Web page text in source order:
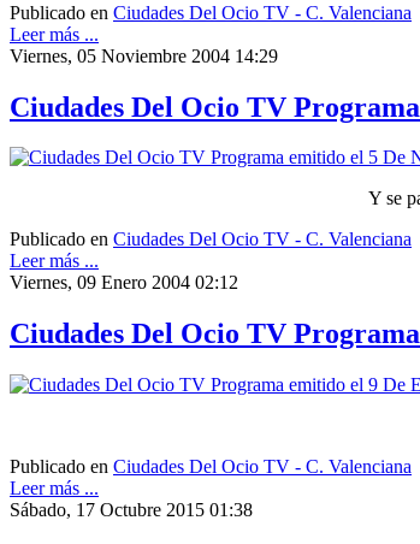
Publicado en Ciudades Del Ocio TV - C. Valenciana
Leer más ...
Viernes, 05 Noviembre 2004 14:29
Ciudades Del Ocio TV
Y se
Publicado en Ciudades Del Ocio TV - C. Valenciana
Leer más ...
Viernes, 09 Enero 2004 02:12
Ciudades Del Ocio TV
Publicado en Ciudades Del Ocio TV - C. Valenciana
Leer más ...
Sábado, 17 Octubre 2015 01:38